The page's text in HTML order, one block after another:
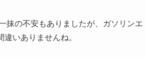
抹の不安もありましたが、ガソリンエ
いありませんね。